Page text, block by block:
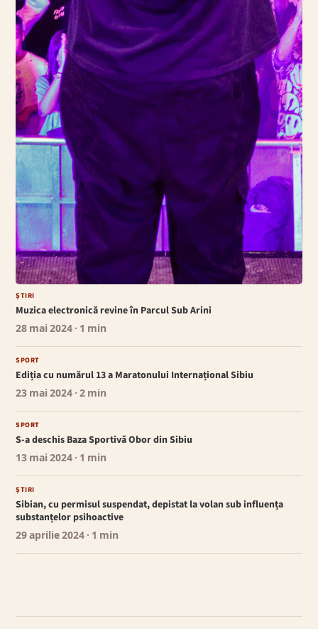
ȘTIRI
Muzica electronică revine în Parcul Sub Arini
28 mai 2024 · 1 min
SPORT
Ediția cu numărul 13 a Maratonului Internațional Sibiu
23 mai 2024 · 2 min
SPORT
S-a deschis Baza Sportivă Obor din Sibiu
13 mai 2024 · 1 min
ȘTIRI
Sibian, cu permisul suspendat, depistat la volan sub influența
substanțelor psihoactive
29 aprilie 2024 · 1 min